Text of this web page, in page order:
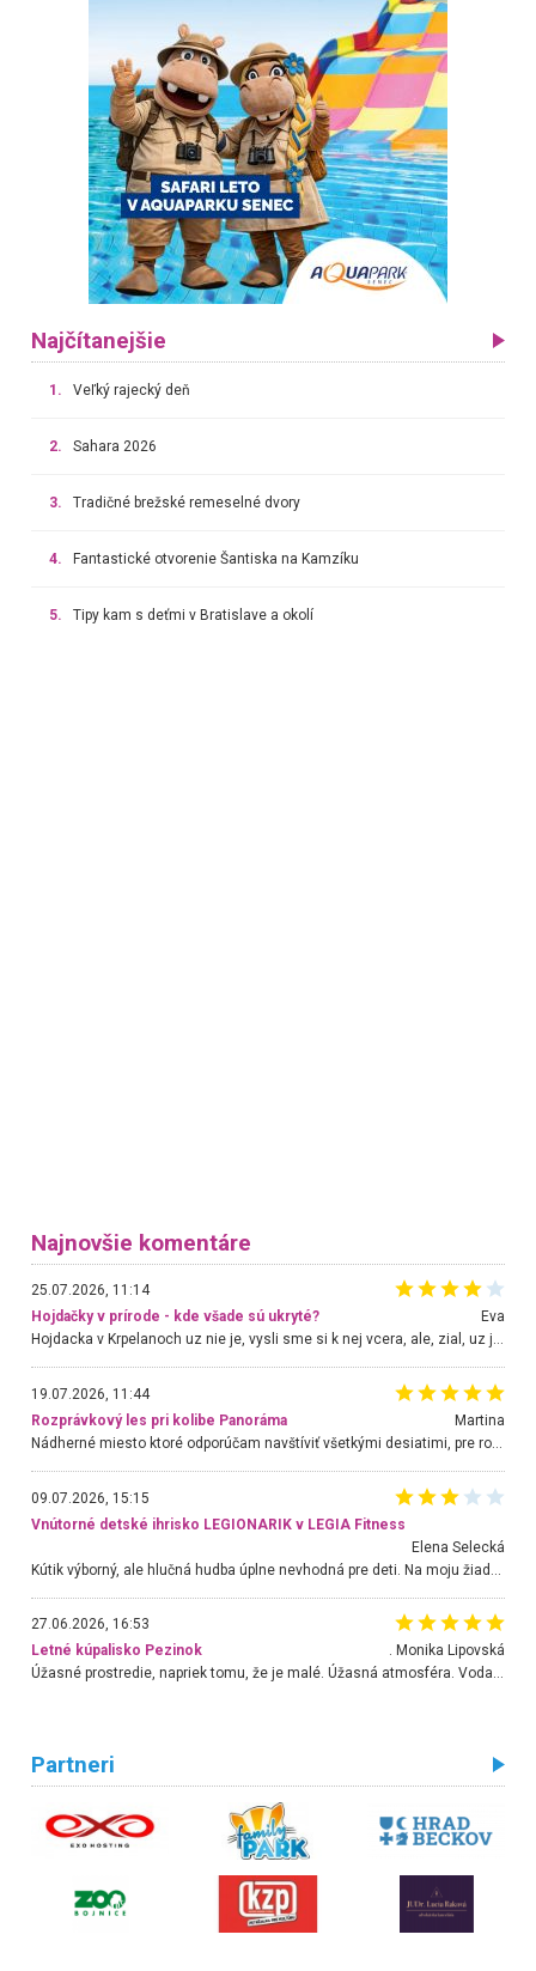
Najčítanejšie
1. Veľký rajecký deň
2. Sahara 2026
3. Tradičné brežské remeselné dvory
4. Fantastické otvorenie Šantiska na Kamzíku
5. Tipy kam s deťmi v Bratislave a okolí
Najnovšie komentáre
25.07.2026, 11:14
Hojdačky v prírode - kde všade sú ukryté?
Eva
Hojdacka v Krpelanoch uz nie je, vysli sme si k nej vcera, ale, zial, uz je znicena. Ak sem planujete cestu len kvoli hojdacke, mozete si ju usetrit. Krasny vyhlad je tu vsak aj bez hojdacky :-)
19.07.2026, 11:44
Rozprávkový les pri kolibe Panoráma
Martina
Nádherné miesto ktoré odporúčam navštíviť všetkými desiatimi, pre rodiny s deťmi, dôchodcom... Proste a jednoducho ozaj rozprávkový les.. určite ešte prídeme. Odniesli sme si na pamiatku krásne tričká,
09.07.2026, 15:15
Vnútorné detské ihrisko LEGIONARIK v LEGIA Fitness
Elena Selecká
27.06.2026, 16:53
Letné kúpalisko Pezinok
. Monika Lipovská
Úžasné prostredie, napriek tomu, že je malé. Úžasná atmosféra. Voda fantastická a nádherná. Ľudí je pomerne veľa, ale su mili a ohľaduplní. Je veľmi zaujímavé sledovať, ako dokážu spolu športovať cudzí ľudia a bez ohľadu na vek. Vládne tu pohoda. Vnuka neviem dostať z vody. Ďakujem za krásny deň . Urcite sa sem vrátim. Jediný problém je s parkovaním, ale aj ten sa mi podarilo vyriešiť. Monika Bratislava
Partneri